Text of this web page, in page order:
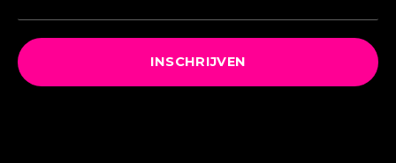
INSCHRIJVEN